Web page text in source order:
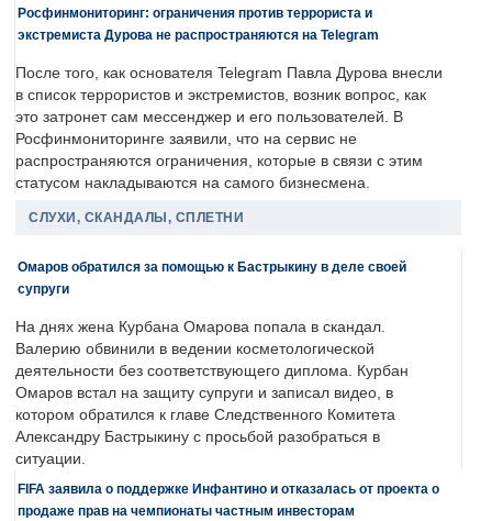
Росфинмониторинг: ограничения против террориста и
экстремиста Дурова не распространяются на Telegram
После того, как основателя Telegram Павла Дурова внесли
в список террористов и экстремистов, возник вопрос, как
это затронет сам мессенджер и его пользователей. В
Росфинмониторинге заявили, что на сервис не
распространяются ограничения, которые в связи с этим
статусом накладываются на самого бизнесмена.
СЛУХИ, СКАНДАЛЫ, СПЛЕТНИ
Омаров обратился за помощью к Бастрыкину в деле своей
супруги
На днях жена Курбана Омарова попала в скандал.
Валерию обвинили в ведении косметологической
деятельности без соответствующего диплома. Курбан
Омаров встал на защиту супруги и записал видео, в
котором обратился к главе Следственного Комитета
Александру Бастрыкину с просьбой разобраться в
ситуации.
FIFA заявила о поддержке Инфантино и отказалась от проекта о
продаже прав на чемпионаты частным инвесторам